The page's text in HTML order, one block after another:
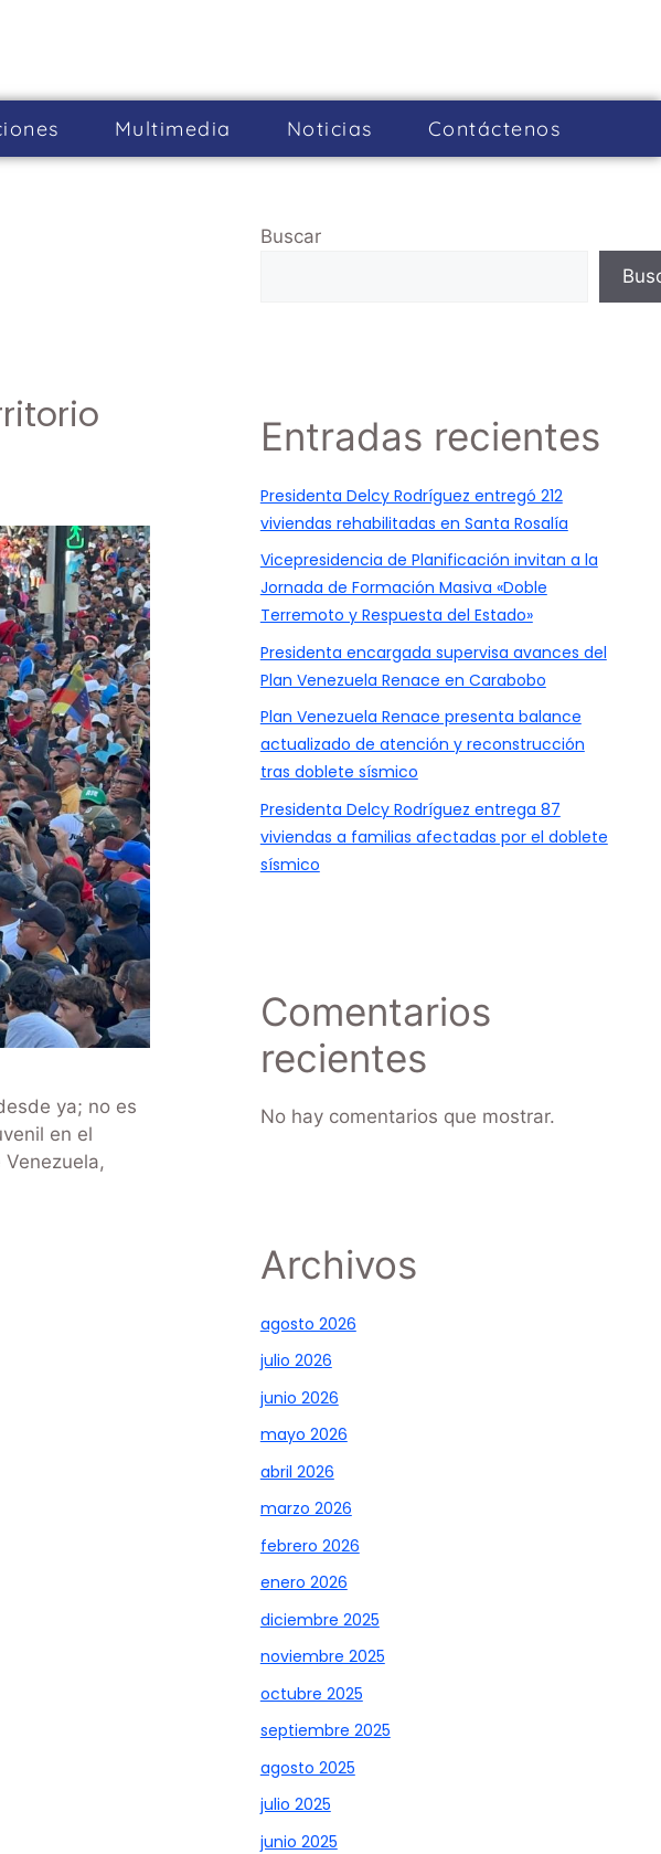
Multimedia Noticias Cont­áctenos
ya; no es
en el
Buscar
Entradas recientes
Presidenta Delcy Rodríguez entregó 212
viviendas rehabilitadas en Santa Rosalía
Vicepresidencia de Planificación invitan a la
Jornada de Formación Masiva «Doble
Terremoto y Respuesta del Estado»
Presidenta encargada supervisa avances del
Plan Venezuela Renace en Carabobo
Plan Venezuela Renace presenta balance
actualizado de atención y reconstrucción
tras doblete sísmico
Presidenta Delcy Rodríguez entrega 87
viviendas a familias afectadas por el doblete
sísmico
Comentarios
recientes
No hay comentarios que mostrar.
Archivos
agosto 2026
julio 2026
junio 2026
mayo 2026
abril 2026
marzo 2026
febrero 2026
enero 2026
diciembre 2025
noviembre 2025
octubre 2025
septiembre 2025
agosto 2025
julio 2025
junio 2025